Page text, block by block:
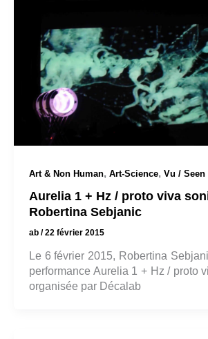
Art & Non Human, Art-Science, Vu / Seen
Aurelia 1 + Hz / proto viva
Robertina Sebjanic
ab /22 février 2015
Le 6 février 2015, Robertina
performance Aurelia 1 + Hz / proto
organisée par Décalab